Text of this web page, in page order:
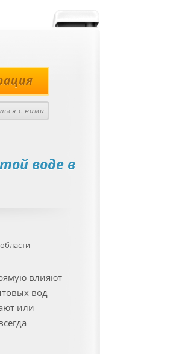
с нами
воде в
влияют
вод
или